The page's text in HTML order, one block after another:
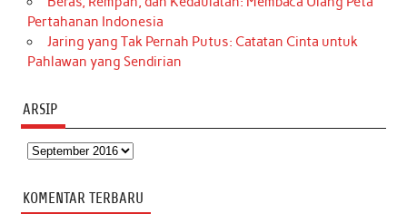
Pertahanan Indonesia
Jaring yang Tak Pernah Putus: Catatan Cinta untuk
Pahlawan yang Sendirian
ARSIP
Arsip
KOMENTAR TERBARU